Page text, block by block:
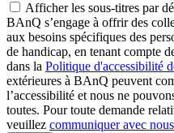
Afficher les sous-titres par
BAnQ s’engage à offrir des
aux besoins spécifiques des
de handicap, en tenant compte
dans la Politique d'accessibilité
extérieures à BAnQ peuvent
l’accessibilité et nous ne
toutes. Pour toute demande
veuillez communiquer avec nous